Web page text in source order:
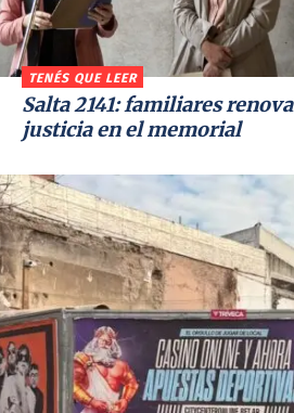
TENÉS QUE LEER
Salta 2141: familiares
justicia en el memorial